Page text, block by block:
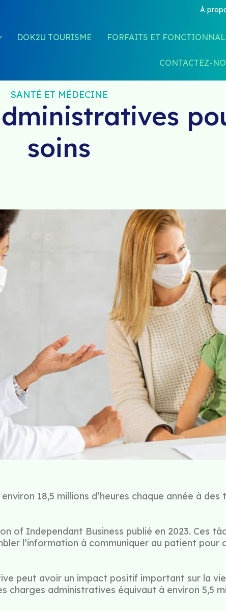
À
DOK2U TOURISME FORFAITS ET
CONTACTEZ-
SANTÉ ET MÉDECINE
soins
18,5 millions d’heures chaque année à
of Independant Business publié en 2023. Ces
l’information à communiquer au patient pour
peut avoir un impact positif important sur la
charges administratives équivaut à environ 5,5